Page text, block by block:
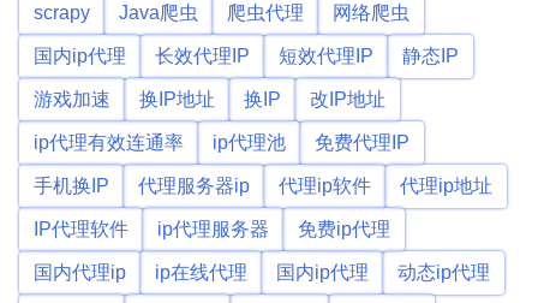
scrapy Java爬虫 爬虫代理 网络爬虫
国内ip代理 长效代理IP 短效代理IP 静态IP
游戏加速 换IP地址 换IP 改IP地址
ip代理有效连通率 ip代理池 免费代理IP
手机换IP 代理服务器ip 代理ip软件 代理ip地址
IP代理软件 ip代理服务器 免费ip代理
国内代理ip ip在线代理 国内ip代理 动态ip代理